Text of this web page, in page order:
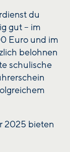
du
gut – im
Euro und im
belohnen
schulische
2025 bieten